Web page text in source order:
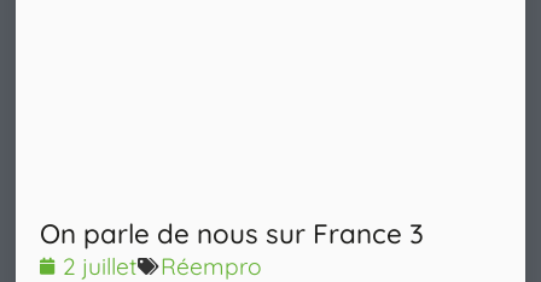
On parle de nous sur France 3
2 juillet
Réempro